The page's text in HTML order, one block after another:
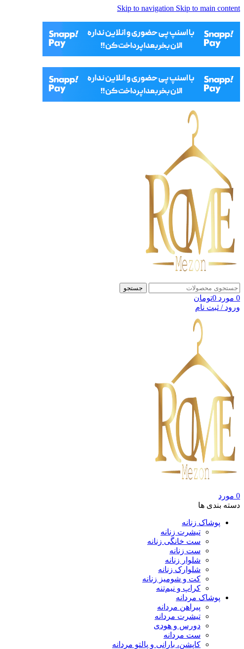
Skip to navigation Skip to main content
جستجو
0 مورد 0تومان
ورود / ثبت نام
0 مورد
دسته بندی ها
پوشاک زنانه
تیشرت زنانه
ست خانگی زنانه
ست زنانه
شلوار زنانه
شلوارک زنانه
کت و شومیز زنانه
کراپ و نیم‌تنه
پوشاک مردانه
پیراهن مردانه
تیشرت مردانه
دورس و هودی
ست مردانه
کاپشن، بارانی و پالتو مردانه